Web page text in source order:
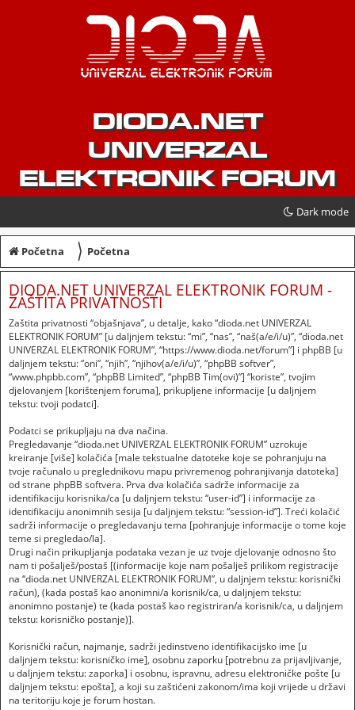
DIODA.NET
UNIVERZAL
ELEKTRONIK FORUM
Dark mode
Početna 〉 Početna
DIODA.NET UNIVERZAL ELEKTRONIK FORUM -
ZAŠTITA PRIVATNOSTI
Zaštita privatnosti “objašnjava”, u detalje, kako “dioda.net UNIVERZAL
ELEKTRONIK FORUM” [u daljnjem tekstu: “mi”, “nas”, “naš(a/e/i/u)”, “dioda.net
UNIVERZAL ELEKTRONIK FORUM”, “https://www.dioda.net/forum”] i phpBB [u
daljnjem tekstu: “oni”, “njih”, “njihov(a/e/i/u)”, “phpBB softver”,
“www.phpbb.com”, “phpBB Limited”, “phpBB Tim(ovi)”] “koriste”, tvojim
djelovanjem [korištenjem foruma], prikupljene informacije [u daljnjem
tekstu: tvoji podatci].
Podatci se prikupljaju na dva načina.
Pregledavanje “dioda.net UNIVERZAL ELEKTRONIK FORUM” uzrokuje
kreiranje [više] kolačića [male tekstualne datoteke koje se pohranjuju na
tvoje računalo u preglednikovu mapu privremenog pohranjivanja datoteka]
od strane phpBB softvera. Prva dva kolačića sadrže informacije za
identifikaciju korisnika/ca [u daljnjem tekstu: “user-id”] i informacije za
identifikaciju anonimnih sesija [u daljnjem tekstu: “session-id”]. Treći kolačić
sadrži informacije o pregledavanju tema [pohranjuje informacije o tome koje
teme si pregledao/la].
Drugi način prikupljanja podataka vezan je uz tvoje djelovanje odnosno što
nam ti pošalješ/postaš [(informacije koje nam pošalješ prilikom registracije
na “dioda.net UNIVERZAL ELEKTRONIK FORUM”, u daljnjem tekstu: korisnički
račun), (kada postaš kao anonimni/a korisnik/ca, u daljnjem tekstu:
anonimno postanje) te (kada postaš kao registriran/a korisnik/ca, u daljnjem
tekstu: korisničko postanje)].
Korisnički račun, najmanje, sadrži jedinstveno identifikacijsko ime [u
daljnjem tekstu: korisničko ime], osobnu zaporku [potrebnu za prijavljivanje,
u daljnjem tekstu: zaporka] i osobnu, ispravnu, adresu elektroničke pošte [u
daljnjem tekstu: epošta], a koji su zaštićeni zakonom/ima koji vrijede u državi
na teritoriju koje je forum hostan.